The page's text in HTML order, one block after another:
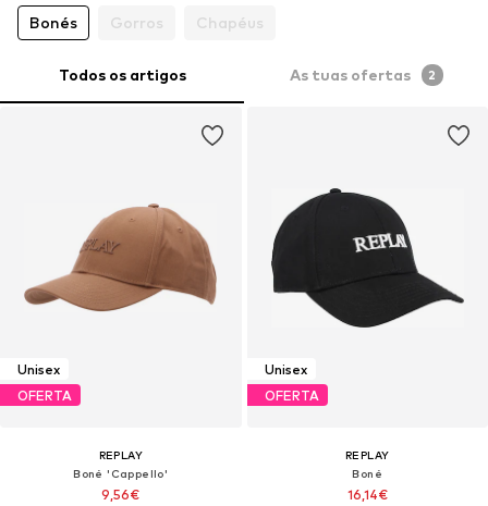
Bonés
Gorros Chapéus
Todos os artigos As tuas ofertas 2
Unisex
OFERTA
REPLAY
Boné 'Cappello'
9,56€
Unisex
OFERTA
REPLAY
Boné
16,14€